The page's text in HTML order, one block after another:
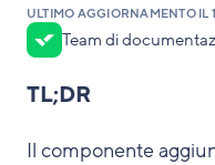
ULTIMO AGGIORNAMENTO IL
Team di
TL;DR
Il componente